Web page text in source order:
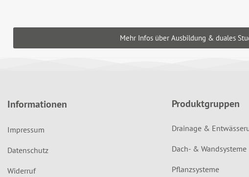
Mehr Infos über Ausbildung & duales
Informationen
Impressum
Datenschutz
Widerruf
Produktgruppen
Drainage &
Dach- & Wandsysteme
Pflanzsysteme